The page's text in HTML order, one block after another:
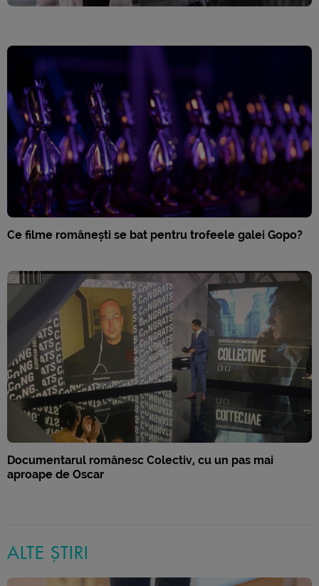
Ce filme românești se bat pentru trofeele galei Gopo?
Documentarul românesc Colectiv, cu un pas mai
aproape de Oscar
ALTE ȘTIRI